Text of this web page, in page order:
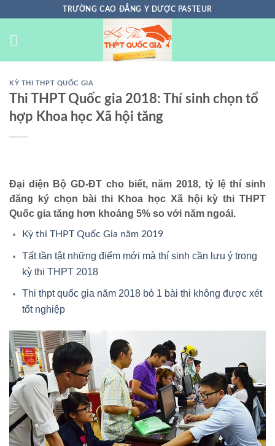
nội
TRƯỜNG CAO ĐẲNG Y DƯỢC PASTEUR
KỲ THI THPT QUỐC GIA
Thi THPT Quốc gia 2018: Thí sinh chọn tổ
hợp Khoa học Xã hội tăng
Đại diện Bộ GD-ĐT cho biết, năm 2018, tỷ lệ thí sinh
đăng ký chọn bài thi Khoa học Xã hội kỳ thi THPT
Quốc gia tăng hơn khoảng 5% so với năm ngoái.
Kỳ thi THPT Quốc Gia năm 2019
Tất tần tật những điểm mới mà thí sinh cần lưu ý trong
kỳ thi THPT 2018
Thi thpt quốc gia năm 2018 bỏ 1 bài thi không được xét
tốt nghiệp